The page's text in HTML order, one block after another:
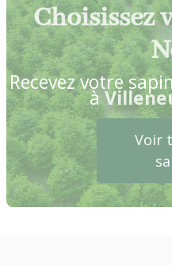
Choisissez
Recevez votre
à
Voir